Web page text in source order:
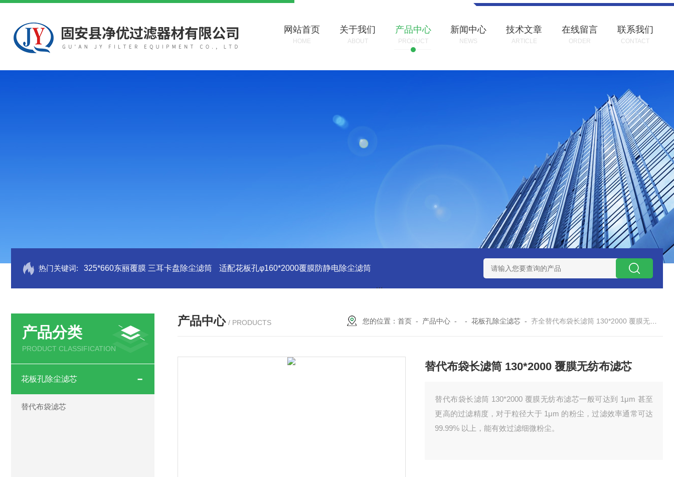
网站首页
HOME
关于我们
ABOUT
产品中心
PRODUCT
新闻中心
NEWS
技术文章
ARTICLE
在线留言
ORDER
联系我们
CONTACT
热门关键词: 325*660东丽覆膜 三耳卡盘除尘滤筒 适配花板孔φ160*2000覆膜防静电除尘滤筒 PU注胶 花板孔φ157*500防静电除尘滤芯 电焊车间 六耳快拆除尘滤筒 环保排放达
产品分类
PRODUCT CLASSIFICATION
花板孔除尘滤芯
替代布袋滤芯
产品中心 / PRODUCTS 您的位置：首页 - 产品中心 - -花板孔除尘滤芯 -齐全替代布袋长滤筒 130*2000 覆膜无纺布滤芯
替代布袋长滤筒 130*2000 覆膜无纺布滤芯
替代布袋长滤筒 130*2000 覆膜无纺布滤芯一般可达到 1μm 甚至
更高的过滤精度，对于粒径大于 1μm 的粉尘，过滤效率通常可达
99.99% 以上，能有效过滤细微粉尘。